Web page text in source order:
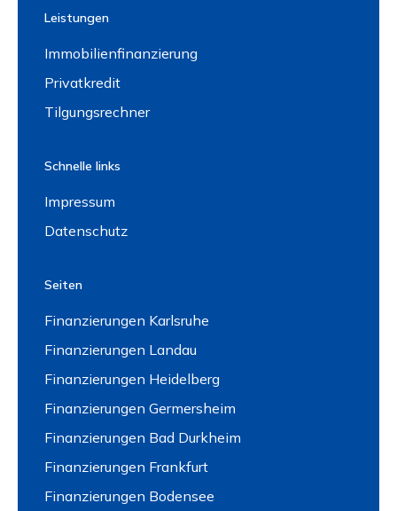
Leistungen
Immobilienfinanzierung
Privatkredit
Tilgungsrechner
Schnelle links
Impressum
Datenschutz
Seiten
Finanzierungen Karlsruhe
Finanzierungen Landau
Finanzierungen Heidelberg
Finanzierungen Germersheim
Finanzierungen Bad Durkheim
Finanzierungen Frankfurt
Finanzierungen Bodensee